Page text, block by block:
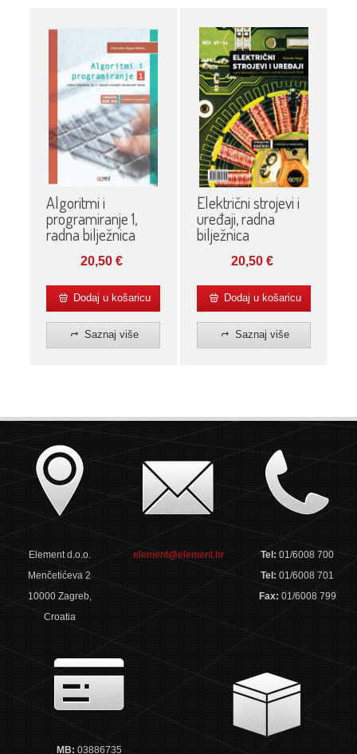
Algoritmi i
programiranje 1,
radna bilježnica
20,50€
Dodaj u košaricu
Saznaj više
Električni strojevi i
uređaji, radna
bilježnica
20,50€
Dodaj u košaricu
Saznaj više
Element d.o.o.
Menčetićeva 2
10000 Zagreb,
Croatia
element@element.hr Tel:01/6008 700
Tel:01/6008 701
Fax: 01/6008 799
MB: 03886735